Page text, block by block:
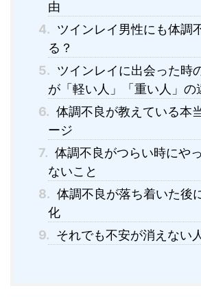
由
4. ツインレイ男性にも体調
る？
5. ツインレイに出会った時
が「軽い人」「重い人」の
6. 体調不良が教えている本
ージ
7. 体調不良がつらい時にや
ないこと
8. 体調不良が落ち着いた後
化
9. それでも不安が消えない